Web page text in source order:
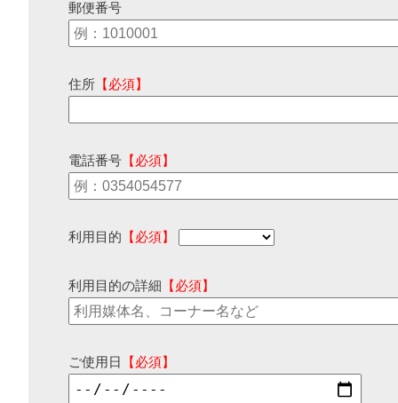
郵便番号
住所 【必須】
電話番号 【必須】
利用目的 【必須】
利用目的の詳細 【必須】
ご使用日 【必須】